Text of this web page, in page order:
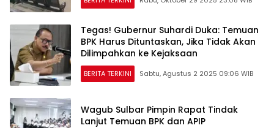
Tegas! Gubernur Suhardi Duka: Temuan
BPK Harus Dituntaskan, Jika Tidak Akan
Dilimpahkan ke Kejaksaan
BERITA TERKINI Sabtu, Agustus 2 2025 09:06 WIB
Wagub Sulbar Pimpin Rapat Tindak
Lanjut Temuan BPK dan APIP